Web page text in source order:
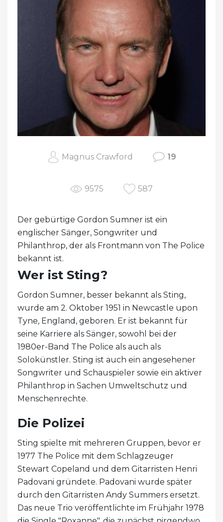
Magnus Crawford 19
9575 587
Der gebürtige Gordon Sumner ist ein
englischer Sänger, Songwriter und
Philanthrop, der als Frontmann von The Police
bekannt ist.
Wer ist Sting?
Gordon Sumner, besser bekannt als Sting,
wurde am 2. Oktober 1951 in Newcastle upon
Tyne, England, geboren. Er ist bekannt für
seine Karriere als Sänger, sowohl bei der
1980er-Band The Police als auch als
Solokünstler. Sting ist auch ein angesehener
Songwriter und Schauspieler sowie ein aktiver
Philanthrop in Sachen Umweltschutz und
Menschenrechte.
Die Polizei
Sting spielte mit mehreren Gruppen, bevor er
1977 The Police mit dem Schlagzeuger
Stewart Copeland und dem Gitarristen Henri
Padovani gründete. Padovani wurde später
durch den Gitarristen Andy Summers ersetzt.
Das neue Trio veröffentlichte im Frühjahr 1978